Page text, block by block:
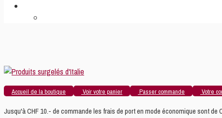
Accueil de la boutique Voir votre panier Passer commande Votre
Jusqu'à CHF 10.- de commande les frais de port en mode économique sont de